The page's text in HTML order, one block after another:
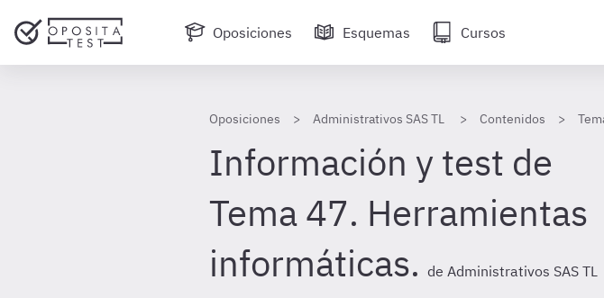
Oposiciones Esquemas Cursos
Oposiciones Administrativos SAS TL Contenidos
Información y test de
Tema 47. Herramientas
informáticas. de Administrativos SAS TL